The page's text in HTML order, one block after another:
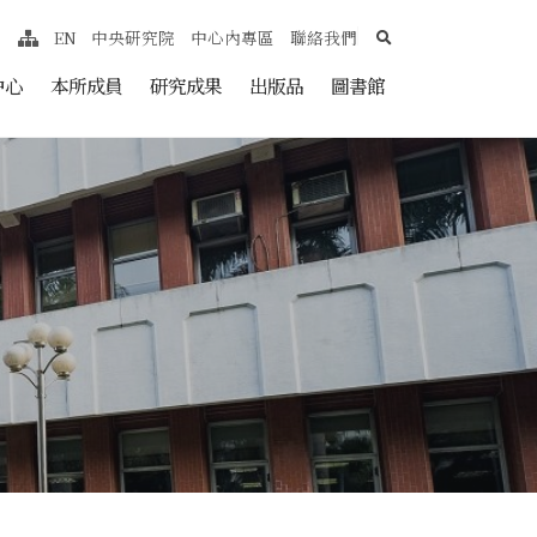
心 本所成員 研究成果 出版品 圖書館
網站導覽
EN 中央研究院 中心內專區 聯絡我們 search